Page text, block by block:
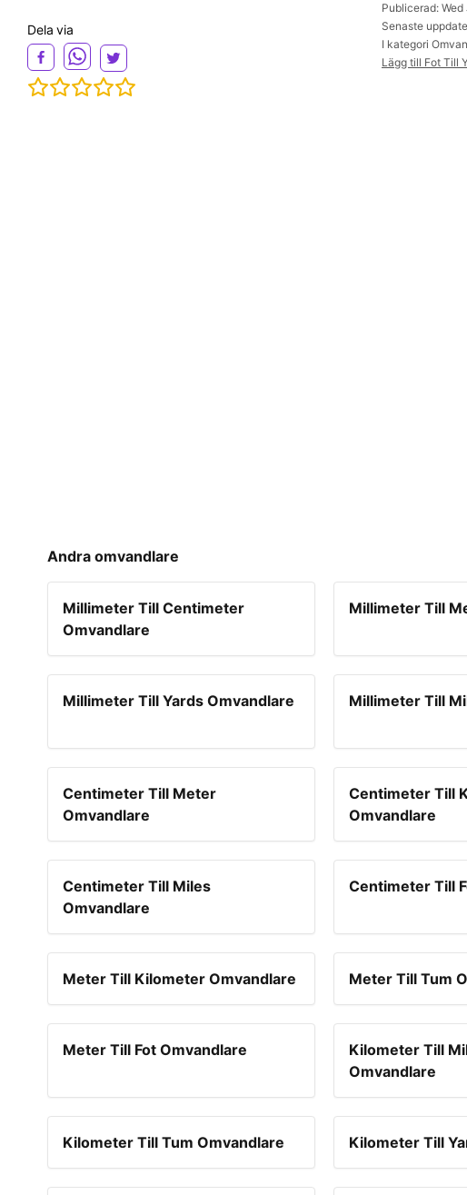
Dela via
Publicerad:
Senaste
I kategori
Lägg till Fot Till
Andra omvandlare
Millimeter Till Centimeter
Omvandlare
Millimeter Till
Millimeter Till Yards Omvandlare Millimeter Till
Centimeter Till Meter
Omvandlare
Centimeter Till
Omvandlare
Centimeter Till Miles
Omvandlare
Centimeter Till
Meter Till Kilometer Omvandlare Meter Till Tum
Meter Till Fot Omvandlare
Kilometer Till
Omvandlare
Kilometer Till Tum Omvandlare Kilometer Till